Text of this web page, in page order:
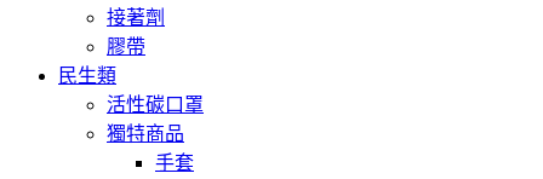
接著劑
膠帶
民生類
活性碳口罩
獨特商品
手套